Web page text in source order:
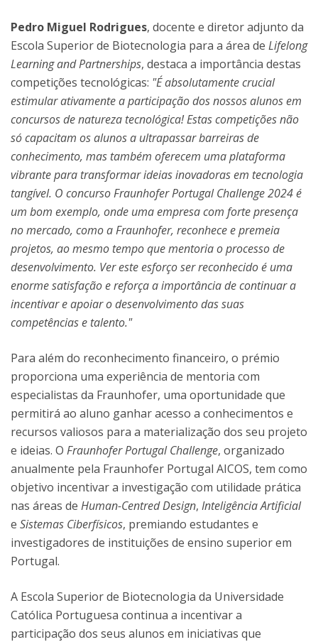
Pedro Miguel Rodrigues, docente e diretor adjunto da
Escola Superior de Biotecnologia para a área de Lifelong
Learning and Partnerships, destaca a importância destas
competições tecnológicas: "É absolutamente crucial
estimular ativamente a participação dos nossos alunos em
concursos de natureza tecnológica! Estas competições não
só capacitam os alunos a ultrapassar barreiras de
conhecimento, mas também oferecem uma plataforma
vibrante para transformar ideias inovadoras em tecnologia
tangível. O concurso Fraunhofer Portugal Challenge 2024 é
um bom exemplo, onde uma empresa com forte presença
no mercado, como a Fraunhofer, reconhece e premeia
projetos, ao mesmo tempo que mentoria o processo de
desenvolvimento. Ver este esforço ser reconhecido é uma
enorme satisfação e reforça a importância de continuar a
incentivar e apoiar o desenvolvimento das suas
competências e talento."
Para além do reconhecimento financeiro, o prémio
proporciona uma experiência de mentoria com
especialistas da Fraunhofer, uma oportunidade que
permitirá ao aluno ganhar acesso a conhecimentos e
recursos valiosos para a materialização dos seu projeto
e ideias. O Fraunhofer Portugal Challenge, organizado
anualmente pela Fraunhofer Portugal AICOS, tem como
objetivo incentivar a investigação com utilidade prática
nas áreas de Human-Centred Design, Inteligência Artificial
e Sistemas Ciberfísicos, premiando estudantes e
investigadores de instituições de ensino superior em
Portugal.
A Escola Superior de Biotecnologia da Universidade
Católica Portuguesa continua a incentivar a
participação dos seus alunos em iniciativas que